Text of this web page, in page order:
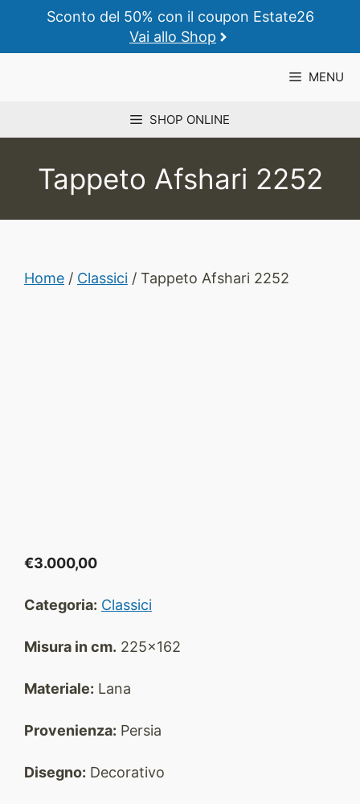
contenuto
Sconto del 50% con il coupon Estate26
Vai allo Shop
MENU
SHOP ONLINE
Tappeto Afshari 2252
Home / Classici / Tappeto Afshari 2252
€3.000,00
Categoria: Classici
Misura in cm. 225x162
Materiale: Lana
Provenienza: Persia
Disegno: Decorativo